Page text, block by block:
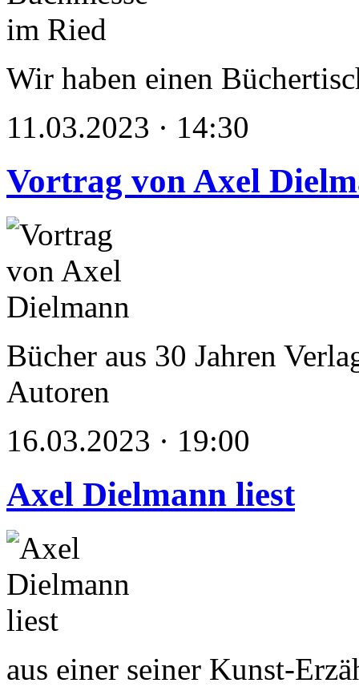
Wir haben einen
11.03.2023 · 14:30
Vortrag von Axel
Bücher aus 30 Jahren
Autoren
16.03.2023 · 19:00
Axel Dielmann liest
aus einer seiner Kunst-